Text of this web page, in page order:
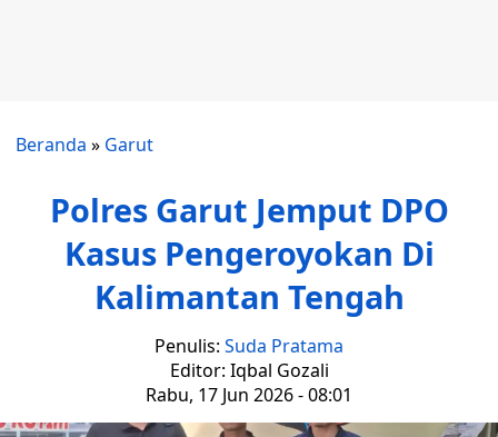
Beranda » Garut
Polres Garut Jemput DPO
Kasus Pengeroyokan Di
Kalimantan Tengah
Penulis: Suda Pratama
Editor: Iqbal Gozali
Rabu, 17 Jun 2026 - 08:01